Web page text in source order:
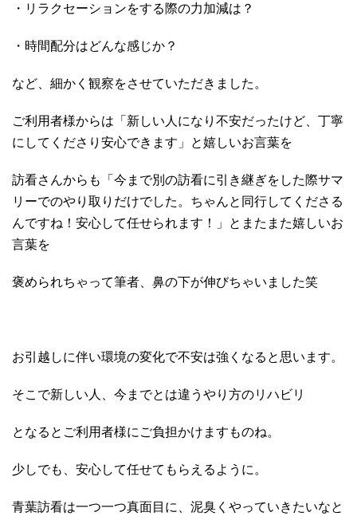
・リラクセーションをする際の力加減は？
・時間配分はどんな感じか？
など、細かく観察をさせていただきました。
ご利用者様からは「新しい人になり不安だったけど、丁寧
にしてくださり安心できます」と嬉しいお言葉を
訪看さんからも「今まで別の訪看に引き継ぎをした際サマ
リーでのやり取りだけでした。ちゃんと同行してくださる
んですね ！安心して任せられます！」とまたまた嬉しいお
言葉を
褒められちゃって筆者、鼻の下が伸びちゃいました笑
お引越しに伴い環境の変化で不安は強くなると思います。
そこで新しい人、今までとは違うやり方のリハビリ
となるとご利用者様にご負担かけますものね。
少しでも、安心して任せてもらえるように。
青葉訪看は一つ一つ真面目に、泥臭くやっていきたいなと